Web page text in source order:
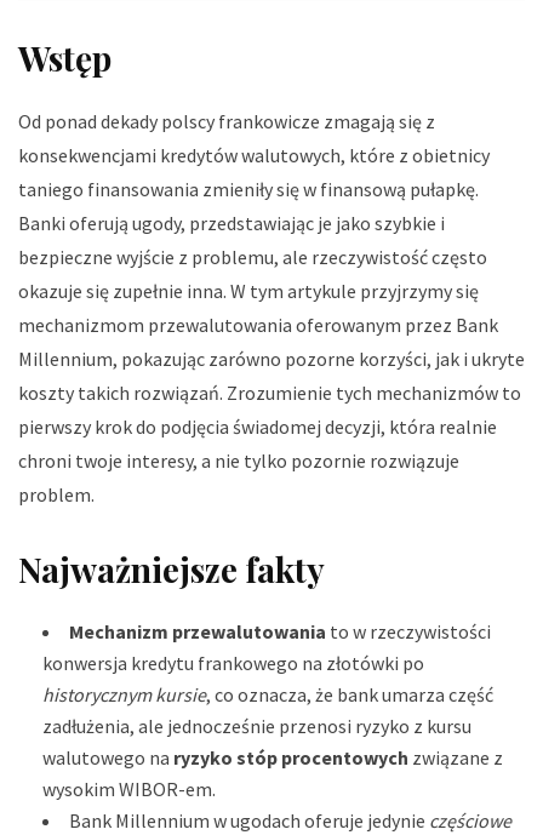
Wstęp
Od ponad dekady polscy frankowicze zmagają się z
konsekwencjami kredytów walutowych, które z obietnicy
taniego finansowania zmieniły się w finansową pułapkę.
Banki oferują ugody, przedstawiając je jako szybkie i
bezpieczne wyjście z problemu, ale rzeczywistość często
okazuje się zupełnie inna. W tym artykule przyjrzymy się
mechanizmom przewalutowania oferowanym przez Bank
Millennium, pokazując zarówno pozorne korzyści, jak i ukryte
koszty takich rozwiązań. Zrozumienie tych mechanizmów to
pierwszy krok do podjęcia świadomej decyzji, która realnie
chroni twoje interesy, a nie tylko pozornie rozwiązuje
problem.
Najważniejsze fakty
Mechanizm przewalutowania to w rzeczywistości
konwersja kredytu frankowego na złotówki po
historycznym kursie, co oznacza, że bank umarza część
zadłużenia, ale jednocześnie przenosi ryzyko z kursu
walutowego na ryzyko stóp procentowych związane z
wysokim WIBOR-em.
Bank Millennium w ugodach oferuje jedynie częściowe